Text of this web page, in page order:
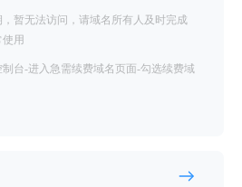
暂无法访问，请域名所有人及时完成
用
台-进入急需续费域名页面-勾选续费域